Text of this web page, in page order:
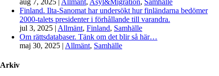
aug 7, 2025 | Allmänt, Asyl&Migration, Samhälle
Finland. Ilta-Sanomat har undersökt hur finländarna bedömer
2000-talets presidenter i förhållande till varandra.
jul 3, 2025 | Allmänt, Finland, Samhälle
Om rättsdatabaser. Tänk om det blir så här…
maj 30, 2025 | Allmänt, Samhälle
Arkiv